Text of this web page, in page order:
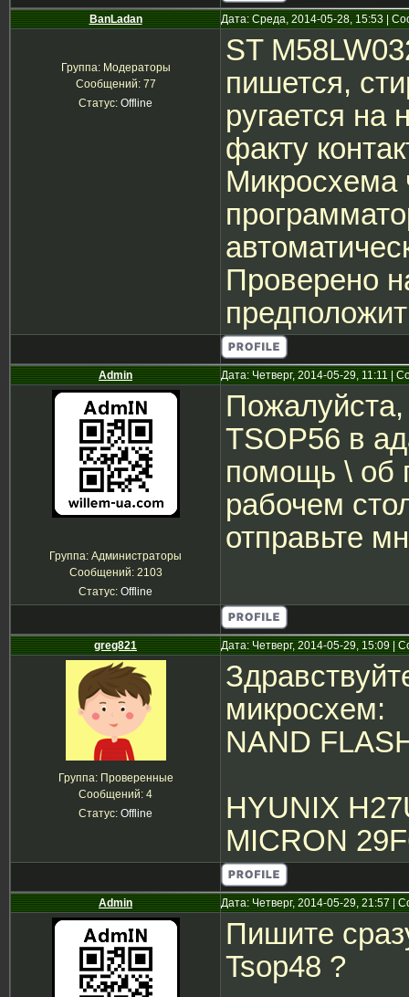
BanLadan Дата: Среда, 2014-05-28, 15:53 |
Группа: Модераторы
Сообщений: 77
Статус: Offline
ST
пишется,
ругается на
факту
Микросхема
Проверено
Admin Дата: Четверг, 2014-05-29, 11:11 |
Группа: Администраторы
Сообщений: 2103
Статус: Offline
Пожалуйста,
TSOP56 в
помощь \ об
рабочем
отправьте
greg821 Дата: Четверг, 2014-05-29, 15:09 |
Группа: Проверенные
Сообщений: 4
Статус: Offline
микросхем:
NAND
HYUNIX
MICRON
Admin Дата: Четверг, 2014-05-29, 21:57 |
Пишите
Tsop48 ?